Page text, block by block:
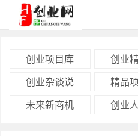
创业项目库 创业
创业杂谈说
精品
未来新商机
创业